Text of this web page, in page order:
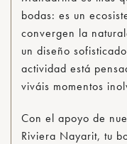
bodas: es un
convergen la
un diseño
actividad está
viváis momentos
Con el apoyo de
Riviera Nayarit, tu